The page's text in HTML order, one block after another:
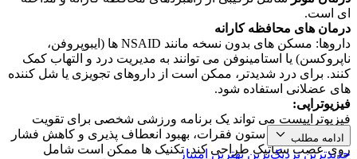
ای است.
درمان های محافظه کارانه
داروها: مسکن های بدون نسخه مانند NSAID ها (ایبوپروفن،
ناپروکسن) یا استامینوفن می توانند به مدیریت درد و التهاب کمک
کنند. برای درد شدیدتر، ممکن است از داروهای تجویزی یا شل کننده
های عضلانی استفاده شود.
فیزیوتراپی:
فیزیوتراپیست می تواند یک برنامه ورزشی شخصی برای تقویت
عضلات پشتیبان ستون فقرات، بهبود انعطاف پذیری و کاهش فشار
روی عصب سیاتیک طراحی کند. تکنیک ها ممکن است شامل
ادامه مطلب
جدیدترین نزدیک‌ترین بهترین امتیاز